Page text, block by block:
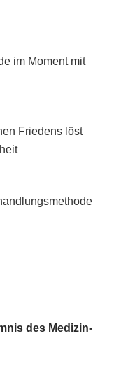
im Moment mit
Friedens löst
des Medizin-